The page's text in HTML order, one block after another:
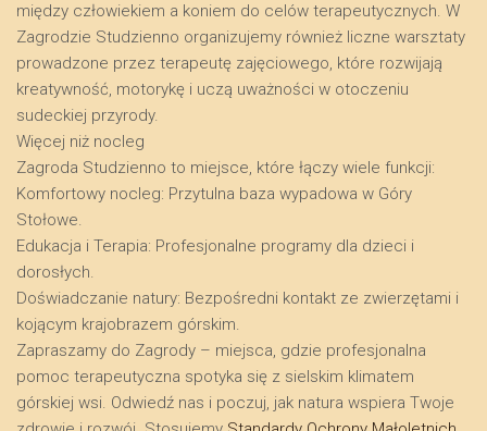
między człowiekiem a koniem do celów terapeutycznych. W
Zagrodzie Studzienno organizujemy również liczne warsztaty
prowadzone przez terapeutę zajęciowego, które rozwijają
kreatywność, motorykę i uczą uważności w otoczeniu
sudeckiej przyrody.
​Więcej niż nocleg
​Zagroda Studzienno to miejsce, które łączy wiele funkcji:
​Komfortowy nocleg: Przytulna baza wypadowa w Góry
Stołowe.
​Edukacja i Terapia: Profesjonalne programy dla dzieci i
dorosłych.
​Doświadczanie natury: Bezpośredni kontakt ze zwierzętami i
kojącym krajobrazem górskim.
​Zapraszamy do Zagrody – miejsca, gdzie profesjonalna
pomoc terapeutyczna spotyka się z sielskim klimatem
górskiej wsi. Odwiedź nas i poczuj, jak natura wspiera Twoje